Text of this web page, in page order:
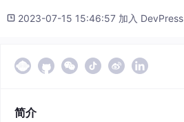
2023-07-15 15:46:57 加入 DevPress
简介